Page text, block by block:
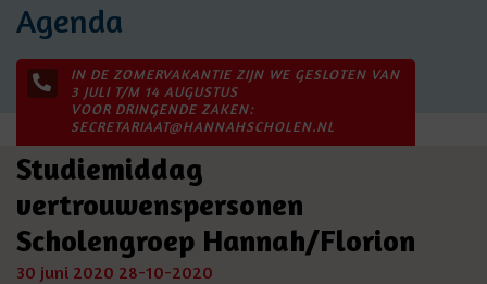
Agenda
IN DE ZOMERVAKANTIE ZIJN WE GESLOTEN VAN
3 JULI T/M 14 AUGUSTUS
VOOR DRINGENDE ZAKEN:
SECRETARIAAT@HANNAHSCHOLEN.NL
Studiemiddag
vertrouwenspersonen
Scholengroep Hannah/Florion
30 juni 2020 28-10-2020